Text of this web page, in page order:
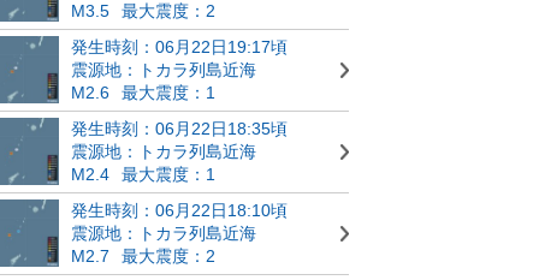
M3.5
最大震度：2
発生時刻：06月22日19:17頃
震源地：トカラ列島近海
M2.6
最大震度：1
発生時刻：06月22日18:35頃
震源地：トカラ列島近海
M2.4
最大震度：1
発生時刻：06月22日18:10頃
震源地：トカラ列島近海
M2.7
最大震度：2